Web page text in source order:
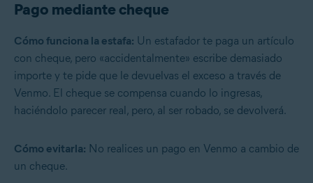
Pago mediante cheque
Cómo funciona la estafa: Un estafador te paga un artículo
con cheque, pero «accidentalmente» escribe demasiado
importe y te pide que le devuelvas el exceso a través de
Venmo. El cheque se compensa cuando lo ingresas,
haciéndolo parecer real, pero, al ser robado, se devolverá.
Cómo evitarla: No realices un pago en Venmo a cambio de
un cheque.